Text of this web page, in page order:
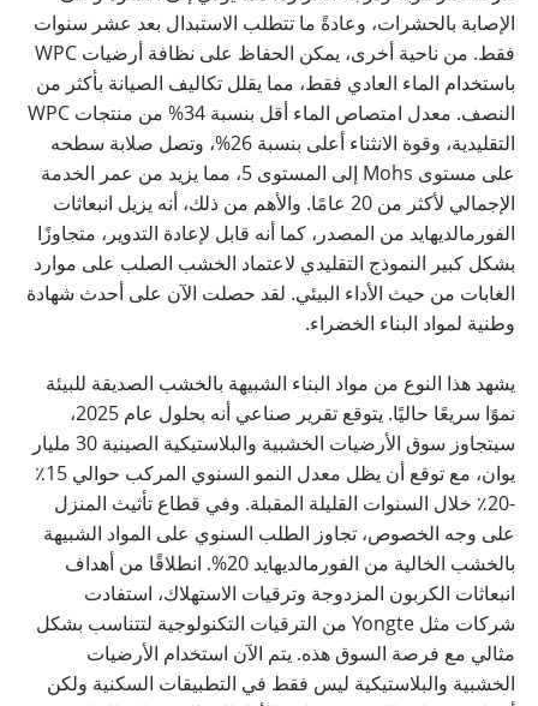
الإصابة بالحشرات، وعادةً ما تتطلب الاستبدال بعد عشر سنوات
فقط. من ناحية أخرى، يمكن الحفاظ على نظافة أرضيات WPC
باستخدام الماء العادي فقط، مما يقلل تكاليف الصيانة بأكثر من
النصف. معدل امتصاص الماء أقل بنسبة 34% من منتجات WPC
التقليدية، وقوة الانثناء أعلى بنسبة 26%، وتصل صلابة سطحه
على مستوى Mohs إلى المستوى 5، مما يزيد من عمر الخدمة
الإجمالي لأكثر من 20 عامًا. والأهم من ذلك، أنه يزيل انبعاثات
الفورمالديهايد من المصدر، كما أنه قابل لإعادة التدوير، متجاوزًا
بشكل كبير النموذج التقليدي لاعتماد الخشب الصلب على موارد
الغابات من حيث الأداء البيئي. لقد حصلت الآن على أحدث شهادة
وطنية لمواد البناء الخضراء.
يشهد هذا النوع من مواد البناء الشبيهة بالخشب الصديقة للبيئة
نموًا سريعًا حاليًا. يتوقع تقرير صناعي أنه بحلول عام 2025،
سيتجاوز سوق الأرضيات الخشبية والبلاستيكية الصينية 30 مليار
يوان، مع توقع أن يظل معدل النمو السنوي المركب حوالي 15٪
-20٪ خلال السنوات القليلة المقبلة. وفي قطاع تأثيث المنزل
على وجه الخصوص، تجاوز الطلب السنوي على المواد الشبيهة
بالخشب الخالية من الفورمالديهايد 20%. انطلاقًا من أهداف
انبعاثات الكربون المزدوجة وترقيات الاستهلاك، استفادت
شركات مثل Yongte من الترقيات التكنولوجية لتتناسب بشكل
مثالي مع فرصة السوق هذه. يتم الآن استخدام الأرضيات
الخشبية والبلاستيكية ليس فقط في التطبيقات السكنية ولكن